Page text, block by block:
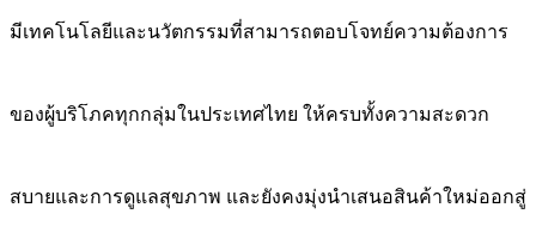
มีเทคโนโลยีและนวัตกรรมที่สามารถตอบโจทย์ความต้องการ
ของผู้บริโภคทุกกลุ่มในประเทศไทย ให้ครบทั้งความสะดวก
สบายและการดูแลสุขภาพ และยังคงมุ่งนำเสนอสินค้าใหม่ออกสู่